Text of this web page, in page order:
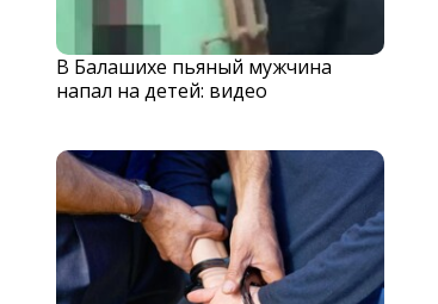
В Балашихе пьяный мужчина
напал на детей: видео